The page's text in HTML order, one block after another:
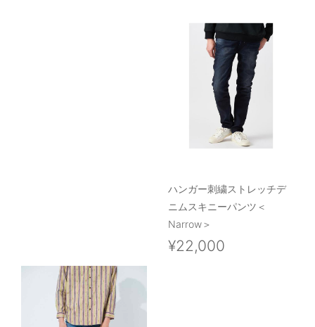
ハンガー刺繍ストレッチデ
ニムスキニーパンツ＜
Narrow＞
¥22,000